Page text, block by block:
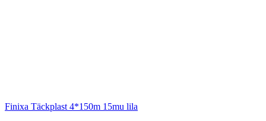
Finixa Täckplast 4*150m 15mu lila